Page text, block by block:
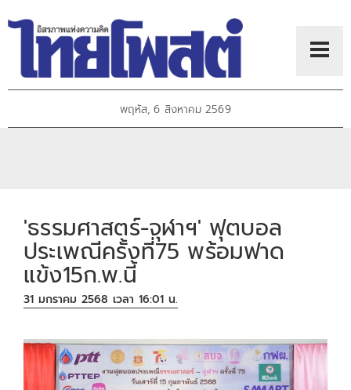
พฤหัส, 6 สิงหาคม 2569
'ธรรมศาสตร์-จุฬาฯ' ฟุตบอล
ประเพณีครั้งที่75 พร้อมฟาด
แข้ง15ก.พ.นี้
31 มกราคม 2568 เวลา 16:01 น.